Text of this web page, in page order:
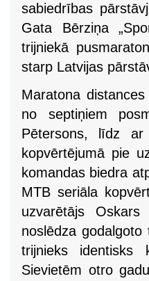
sabiedrības
Gata Bērziņa
trijniekā
starp Latvijas
Maratona
no septiņiem
Pētersons, līdz
kopvērtējumā pie
komandas biedra
MTB seriāla
uzvarētājs
noslēdza godalgoto
trijnieks identisks
Sievietēm otro